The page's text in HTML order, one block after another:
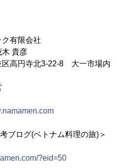
有限会社
貴彦
高円寺北3-22-8 大一市場内
ブログ(ベトナム料理の旅)＞
?eid=50